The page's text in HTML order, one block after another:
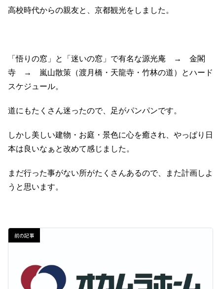
高校時代からの親友と、京都観光をしました。
「悟りの窓」と「迷いの窓」で有名な源光庵 → 金閣
寺 → 嵐山散策（渡月橋・天龍寺・竹林の道）とハード
スケジュール。
道にもたくさん迷ったので、足がパンパンです。
しかし美しい建物・お庭・景色に心を癒され、やっぱり日
本は良いなぁと改めて感じました。
まだ行った事がない所がたくさんあるので、また計画しよ
うと思います。
前の記事